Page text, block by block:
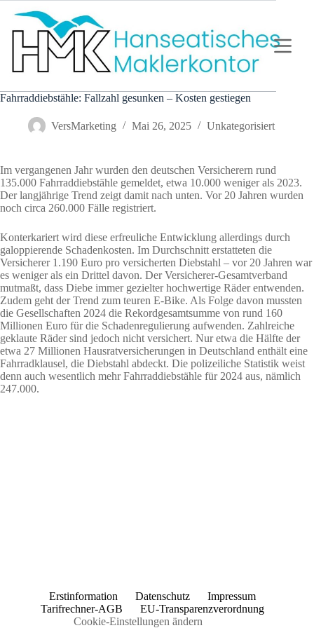
Inhalt
springen
Fahrraddiebstähle: Fallzahl gesunken – Kosten gestiegen
VersMarketing Mai 26, 2025 Unkategorisiert
Im vergangenen Jahr wurden den deutschen Versicherern rund
135.000 Fahrraddiebstähle gemeldet, etwa 10.000 weniger als 2023.
Der langjährige Trend zeigt damit nach unten. Vor 20 Jahren wurden
noch circa 260.000 Fälle registriert.
Konterkariert wird diese erfreuliche Entwicklung allerdings durch
galoppierende Schadenkosten. Im Durchschnitt erstatteten die
Versicherer 1.190 Euro pro versicherten Diebstahl – vor 20 Jahren war
es weniger als ein Drittel davon. Der Versicherer-Gesamtverband
mutmaßt, dass Diebe immer gezielter hochwertige Räder entwenden.
Zudem geht der Trend zum teuren E-Bike. Als Folge davon mussten
die Gesellschaften 2024 die Rekordgesamtsumme von rund 160
Millionen Euro für die Schadenregulierung aufwenden. Zahlreiche
geklaute Räder sind jedoch nicht versichert. Nur etwa die Hälfte der
etwa 27 Millionen Hausratversicherungen in Deutschland enthält eine
Fahrradklausel, die Diebstahl abdeckt. Die polizeiliche Statistik weist
denn auch wesentlich mehr Fahrraddiebstähle für 2024 aus, nämlich
247.000.
Erstinformation Datenschutz
Impressum
Tarifrechner-AGB
EU-Transparenzverordnung
Cookie-Einstellungen ändern